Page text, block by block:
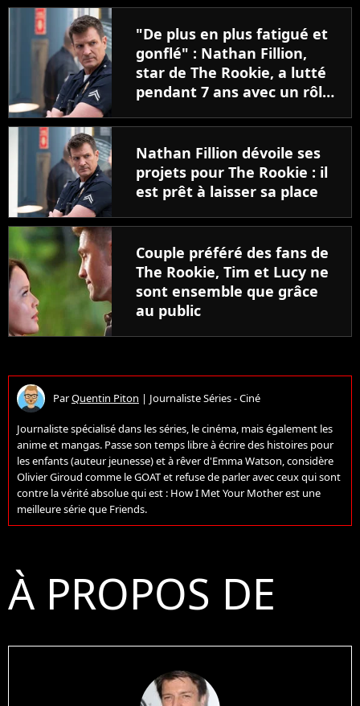
"De plus en plus fatigué et
gonflé" : Nathan Fillion,
star de The Rookie, a lutté
pendant 7 ans avec un rôle
plus
Nathan Fillion dévoile ses
projets pour The Rookie : il
est prêt à laisser sa place
Couple préféré des fans de
The Rookie, Tim et Lucy ne
sont ensemble que grâce
au public
ParQuentin Piton | Journaliste Séries - Ciné
Journaliste spécialisé dans les séries, le cinéma, mais également les
anime et mangas. Passe son temps libre à écrire des histoires pour
les enfants (auteur jeunesse) et à rêver d'Emma Watson, considère
Olivier Giroud comme le GOAT et refuse de parler avec ceux qui sont
contre la vérité absolue qui est : How I Met Your Mother est une
meilleure série que Friends.
À PROPOS DE